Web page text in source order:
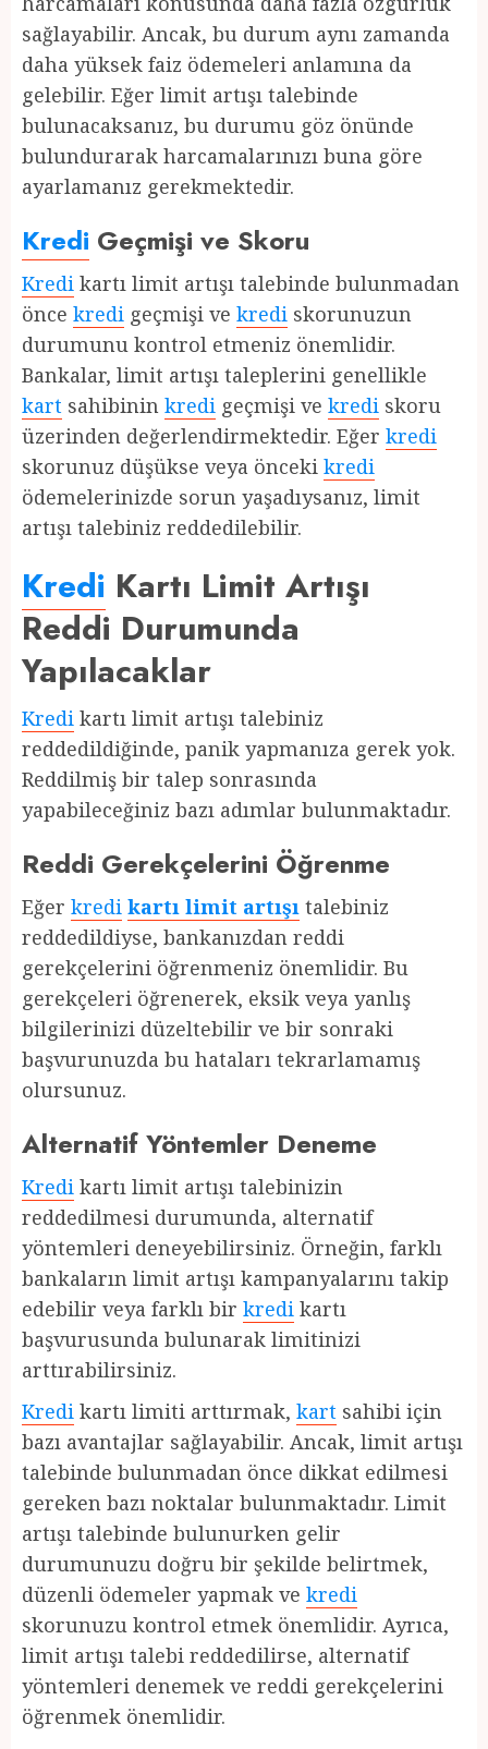
sağlayabilir. Ancak, bu durum aynı zamanda
daha yüksek faiz ödemeleri anlamına da
gelebilir. Eğer limit artışı talebinde
bulunacaksanız, bu durumu göz önünde
bulundurarak harcamalarınızı buna göre
ayarlamanız gerekmektedir.
Kredi Geçmişi ve Skoru
Kredi kartı limit artışı talebinde bulunmadan
önce kredi geçmişi ve kredi skorunuzun
durumunu kontrol etmeniz önemlidir.
Bankalar, limit artışı taleplerini genellikle
kart sahibinin kredi geçmişi ve kredi skoru
üzerinden değerlendirmektedir. Eğer kredi
skorunuz düşükse veya önceki kredi
ödemelerinizde sorun yaşadıysanız, limit
artışı talebiniz reddedilebilir.
Kredi Kartı Limit Artışı
Reddi Durumunda
Yapılacaklar
Kredi kartı limit artışı talebiniz
reddedildiğinde, panik yapmanıza gerek yok.
Reddilmiş bir talep sonrasında
yapabileceğiniz bazı adımlar bulunmaktadır.
Reddi Gerekçelerini Öğrenme
Eğer kredi kartı limit artışı talebiniz
reddedildiyse, bankanızdan reddi
gerekçelerini öğrenmeniz önemlidir. Bu
gerekçeleri öğrenerek, eksik veya yanlış
bilgilerinizi düzeltebilir ve bir sonraki
başvurunuzda bu hataları tekrarlamamış
olursunuz.
Alternatif Yöntemler Deneme
Kredi kartı limit artışı talebinizin
reddedilmesi durumunda, alternatif
yöntemleri deneyebilirsiniz. Örneğin, farklı
bankaların limit artışı kampanyalarını takip
edebilir veya farklı bir kredi kartı
başvurusunda bulunarak limitinizi
arttırabilirsiniz.
Kredi kartı limiti arttırmak, kart sahibi için
bazı avantajlar sağlayabilir. Ancak, limit artışı
talebinde bulunmadan önce dikkat edilmesi
gereken bazı noktalar bulunmaktadır. Limit
artışı talebinde bulunurken gelir
durumunuzu doğru bir şekilde belirtmek,
düzenli ödemeler yapmak ve kredi
skorunuzu kontrol etmek önemlidir. Ayrıca,
limit artışı talebi reddedilirse, alternatif
yöntemleri denemek ve reddi gerekçelerini
öğrenmek önemlidir.